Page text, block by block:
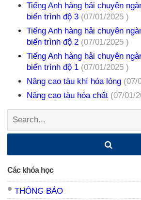
Tiếng Anh hàng hải chuyên
biển trình độ 3 (07/01/2025 )
Tiếng Anh hàng hải chuyên
biển trình độ 2 (07/01/2025 )
Tiếng Anh hàng hải chuyên
biển trình độ 1 (07/01/2025 )
Nâng cao tàu khí hóa lỏng (07/
Nâng cao tàu hóa chất (07/01/
Search:
Các khóa học
THÔNG BÁO